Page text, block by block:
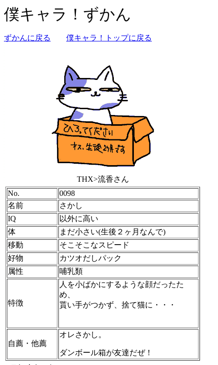
僕キャラ！ずかん
ずかんに戻る 僕キャラ！トップに戻る
THX>流香さん
No.
0098
名前
さかし
IQ
以外に高い
体
まだ小さい(生後２ヶ月なんで)
移動
そこそこなスピード
好物
カツオだしパック
属性
哺乳類
特徴
人を小ばかにするような顔だったた
め、
貰い手がつかず、捨て猫に・・・
自薦・他薦
オレさかし。
ダンボール箱が友達だぜ！